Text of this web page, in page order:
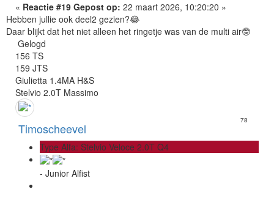
« Reactie #19 Gepost op: 22 maart 2026, 10:20:20 »
Hebben jullie ook deel2 gezien?😂
Daar blijkt dat het niet alleen het ringetje was van de multi air🤓
Gelogd
156 TS
159 JTS
Giulietta 1.4MA H&S
Stelvio 2.0T Massimo
Timoscheevel
78
Type Alfa: Stelvio Veloce 2.0T Q4
- Junior Alfist